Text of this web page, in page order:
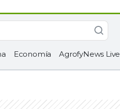
Economía AgrofyNews Live